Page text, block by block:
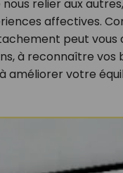
relier aux
affectives.
peut vous
à reconnaître vos
améliorer votre